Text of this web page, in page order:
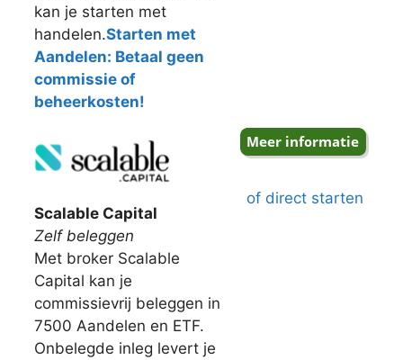
kan je starten met
handelen.Starten met
Aandelen: Betaal geen
commissie of
beheerkosten!
Scalable Capital
Zelf beleggen
Met broker Scalable
Capital kan je
commissievrij beleggen in
7500 Aandelen en ETF.
Onbelegde inleg levert je
of direct starten